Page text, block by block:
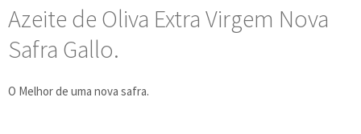
Azeite de Oliva Extra Virgem Nova
Safra Gallo.
O Melhor de uma nova safra.